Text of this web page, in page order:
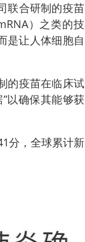
联合研制的疫苗
）之类的技
是让人体细胞自
的疫苗在临床试
以确保其能够获
分，全球累计新